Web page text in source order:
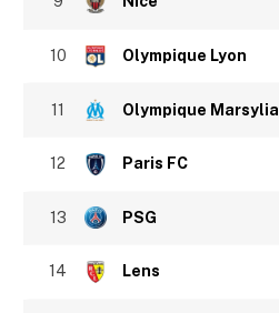
10 Olympique Lyon
11 Olympique Marsylia
12 Paris FC
13 PSG
14 Lens